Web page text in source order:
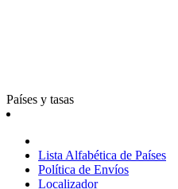
Países y tasas
Lista Alfabética de Países
Política de Envíos
Localizador